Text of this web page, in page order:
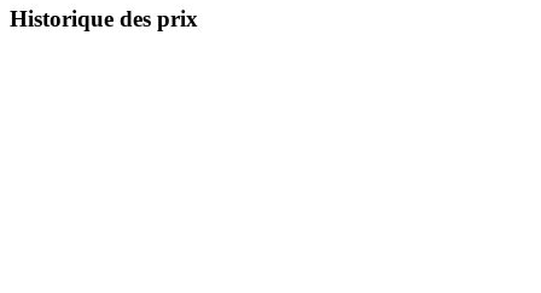
Historique des prix